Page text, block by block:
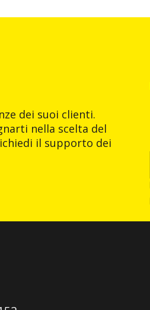
dei suoi clienti.
nella scelta del
il supporto dei